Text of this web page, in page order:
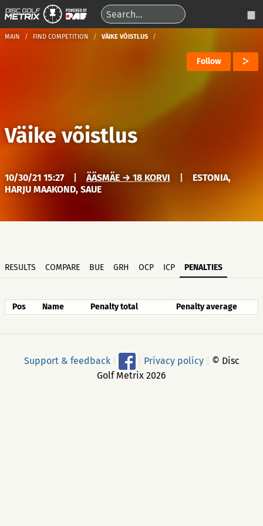
MAIN FIND COMPETITION VÄIKE VÕISTLUS
Follow
Väike võistlus
10/30/21 15:27 ÄÄSMÄE → 18 KORVI
ESTONIA,
HARJU MAAKOND, SAUE
RESULTS COMPARE BUE GRH OCP ICP PENALTIES
Pos Name Penalty total Penalty average
Support & feedback Privacy policy
© Disc
Golf Metrix 2026